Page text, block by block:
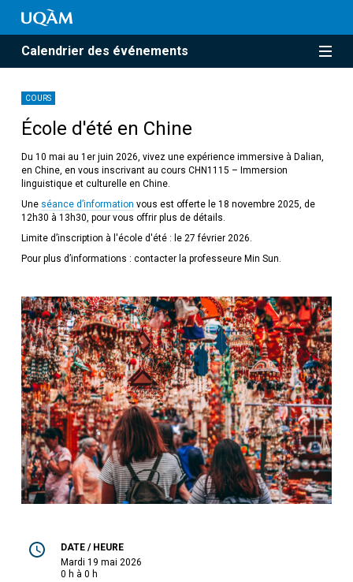
Calendrier des événements
COURS
École d'été en Chine
Du 10 mai au 1er juin 2026, vivez une expérience immersive à Dalian,
en Chine, en vous inscrivant au cours CHN1115 – Immersion
linguistique et culturelle en Chine.
Une séance d’information vous est offerte le 18 novembre 2025, de
12h30 à 13h30, pour vous offrir plus de détails.
Limite d’inscription à l'école d'été : le 27 février 2026.
Pour plus d’informations : contacter la professeure Min Sun.
DATE / HEURE
mardi 19 mai 2026
0 h à 0 h